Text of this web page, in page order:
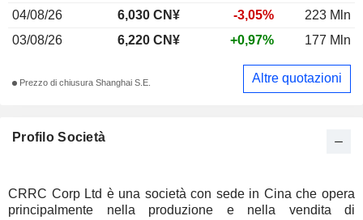
Profilo Società
CRRC Corp Ltd è una società con sede in Cina che opera
principalmente nella produzione e nella vendita di
04/08/26
6,030 CN¥ -3,05%
223 Mln
03/08/26
6,220 CN¥ +0,97% 177 Mln
Prezzo di chiusura Shanghai S.E. Altre quotazioni